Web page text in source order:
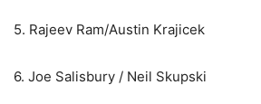
5. Rajeev Ram/Austin Krajicek
6. Joe Salisbury / Neil Skupski